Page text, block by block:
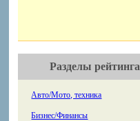
Разделы рейтинга
Авто/Мото, техника
Бизнес/Финансы